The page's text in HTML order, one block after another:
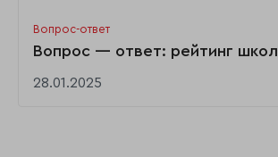
Вопрос-ответ
Вопрос — ответ: рейтинг школ
28.01.2025